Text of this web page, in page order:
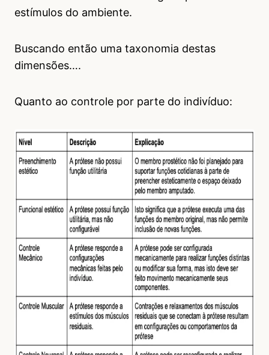
estímulos do ambiente.
Buscando então uma taxonomia destas
dimensões….
Quanto ao controle por parte do indivíduo: